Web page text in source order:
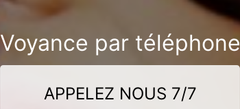
Voyance par téléphone
APPELEZ NOUS 7/7